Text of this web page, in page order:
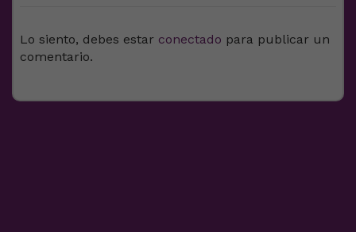
Lo siento, debes estar conectado para publicar un
comentario.